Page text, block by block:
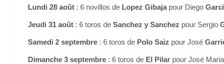
Lundi 28 août : 6 novillos de Lopez Gibajapour Diego
Jeudi 31 août : 6 toros de Sanchez y Sanchez pour Sergio
Samedi 2 septembre : 6 toros de Polo Saiz pour José
Dimanche 3 septembre : 6 toros de El Pilar pour José Maria